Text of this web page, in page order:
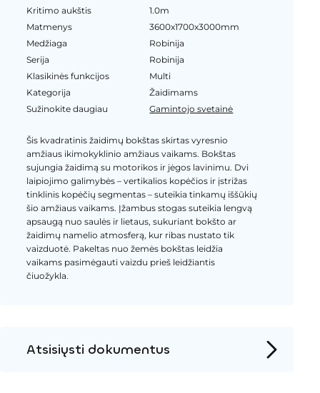
Kritimo aukštis
1.0m
Matmenys
3600x1700x3000mm
Medžiaga
Robinija
Serija
Robinija
Klasikinės funkcijos
Multi
Kategorija
Žaidimams
Sužinokite daugiau
Gamintojo svetainė
Šis kvadratinis žaidimų bokštas skirtas vyresnio
amžiaus ikimokyklinio amžiaus vaikams. Bokštas
sujungia žaidimą su motorikos ir jėgos lavinimu. Dvi
laipiojimo galimybės – vertikalios kopėčios ir įstrižas
tinklinis kopėčių segmentas – suteikia tinkamų iššūkių
šio amžiaus vaikams. Įžambus stogas suteikia lengvą
apsaugą nuo saulės ir lietaus, sukuriant bokšto ar
žaidimų namelio atmosferą, kur ribas nustato tik
vaizduotė. Pakeltas nuo žemės bokštas leidžia
vaikams pasimėgauti vaizdu prieš leidžiantis
čiuožykla.
Atsisiųsti dokumentus